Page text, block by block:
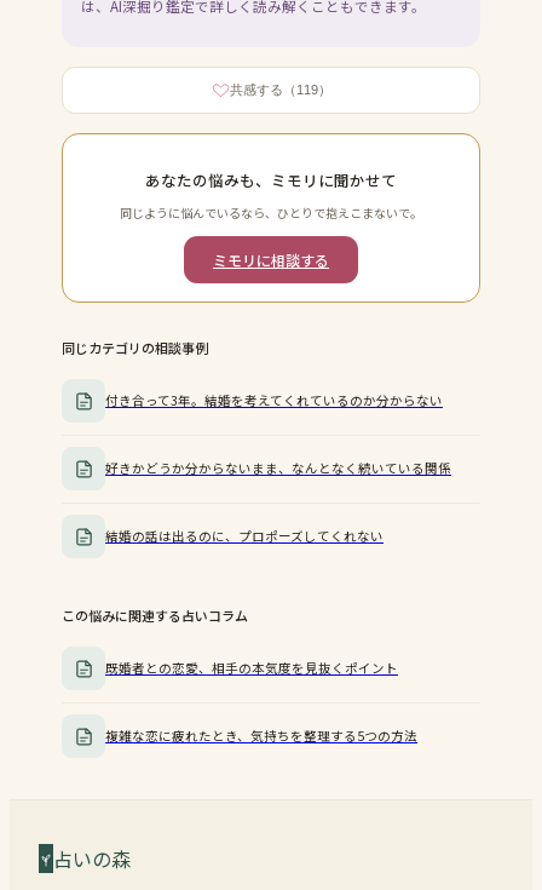
は、AI深掘り鑑定で詳しく読み解くこともできます。
共感する（ 119）
あなたの悩みも、ミモリに聞かせて
同じように悩んでいるなら、ひとりで抱えこまないで。
ミモリに相談する
同じカテゴリの相談事例
付き合って3年。結婚を考えてくれているのか分からない
好きかどうか分からないまま、なんとなく続いている関係
結婚の話は出るのに、プロポーズしてくれない
この悩みに関連する占いコラム
既婚者との恋愛、相手の本気度を見抜くポイント
複雑な恋に疲れたとき、気持ちを整理する5つの方法
占いの森